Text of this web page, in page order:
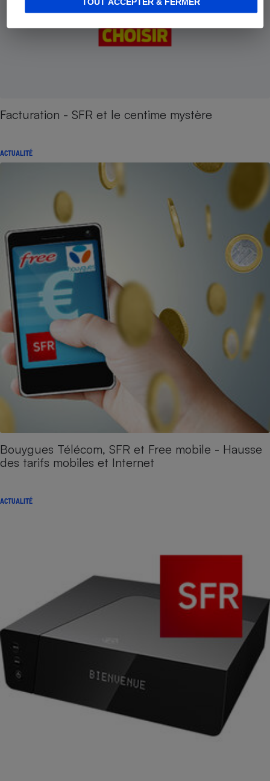
TOUT ACCEPTER & FERMER
Facturation - SFR et le centime mystère
ACTUALITÉ
Bouygues Télécom, SFR et Free mobile - Hausse
des tarifs mobiles et Internet
ACTUALITÉ